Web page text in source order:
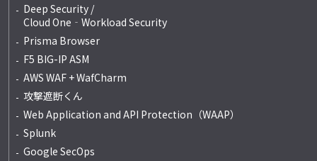
Deep Security /
Cloud One‐Workload Security
Prisma Browser
F5 BIG-IP ASM
AWS WAF + WafCharm
攻撃遮断くん
Web Application and API Protection（WAAP）
Splunk
Google SecOps